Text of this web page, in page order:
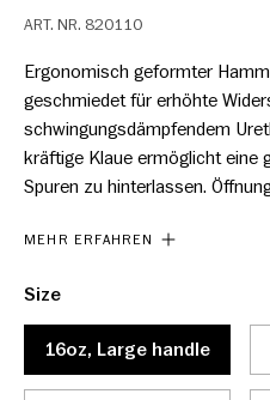
ART. NR. 820110
Ergonomisch geformter
geschmiedet für erhöhte
schwingungsdämpfendem
kräftige Klaue ermöglicht eine
Spuren zu hinterlassen.
ergonomisch geformte Griff
Large.
MEHR ERFAHREN
Size
16oz, Large handle